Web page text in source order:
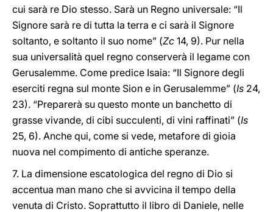
cui sarà re Dio stesso. Sarà un Regno universale: “Il
Signore sarà re di tutta la terra e ci sarà il Signore
soltanto, e soltanto il suo nome” (Zc 14, 9). Pur nella
sua universalità quel regno conserverà il legame con
Gerusalemme. Come predice Isaia: “Il Signore degli
eserciti regna sul monte Sion e in Gerusalemme” (Is 24,
23). “Preparerà su questo monte un banchetto di
grasse vivande, di cibi succulenti, di vini raffinati” (Is
25, 6). Anche qui, come si vede, metafore di gioia
nuova nel compimento di antiche speranze.
7. La dimensione escatologica del regno di Dio si
accentua man mano che si avvicina il tempo della
venuta di Cristo. Soprattutto il libro di Daniele, nelle